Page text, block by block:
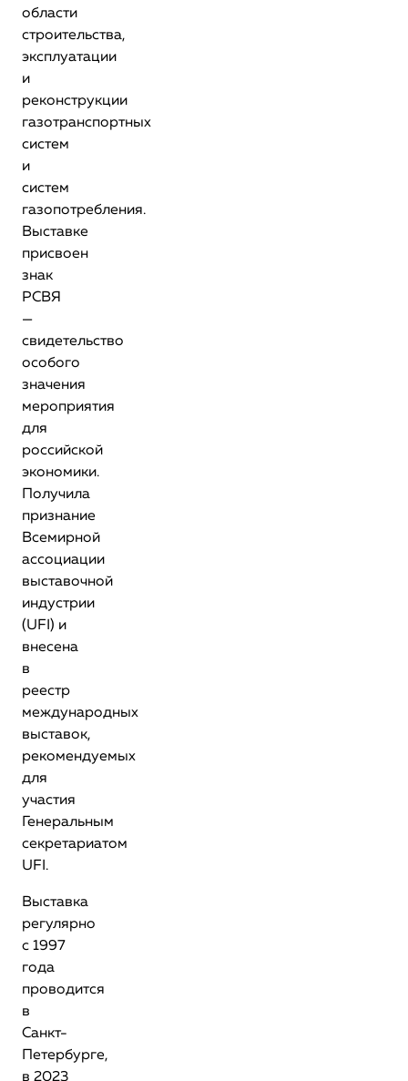
области
строительства,
эксплуатации
и
реконструкции
газотранспортных
систем
и
систем
газопотребления.
Выставке
присвоен
знак
РСВЯ
—
свидетельство
особого
значения
мероприятия
для
российской
экономики.
Получила
признание
Всемирной
ассоциации
выставочной
индустрии
(UFI) и
внесена
в
реестр
международных
выставок,
рекомендуемых
для
участия
Генеральным
секретариатом
UFI.
Выставка
регулярно
с 1997
года
проводится
в
Санкт-
Петербурге,
в 2023